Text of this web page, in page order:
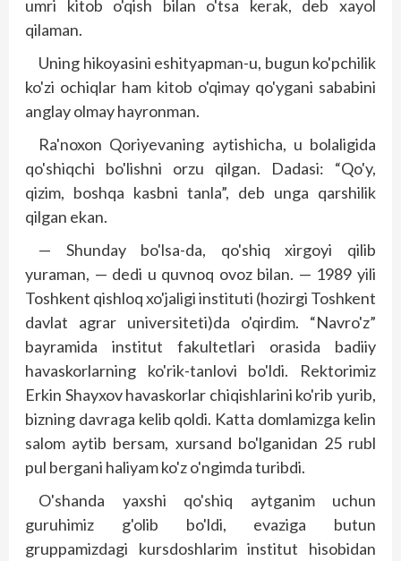
umri kitob o'qish bilan o'tsa kerak, deb xayol
qilaman.
Uning hikoyasini eshityapman-u, bugun ko'pchilik
ko'zi ochiqlar ham kitob o'qimay qo'ygani sababini
anglay olmay hayronman.
Ra'noxon Qoriyevaning aytishicha, u bolaligida
qo'shiqchi bo'lishni orzu qilgan. Dadasi: “Qo'y,
qizim, boshqa kasbni tanla”, deb unga qarshilik
qilgan ekan.
— Shunday bo'lsa-da, qo'shiq xirgoyi qilib
yuraman, — dedi u quvnoq ovoz bilan. — 1989 yili
Toshkent qishloq xo'jaligi instituti (hozirgi Toshkent
davlat agrar universiteti)da o'qirdim. “Navro'z”
bayramida institut fakultetlari orasida badiiy
havaskorlarning ko'rik-tanlovi bo'ldi. Rektorimiz
Erkin Shayxov havaskorlar chiqishlarini ko'rib yurib,
bizning davraga kelib qoldi. Katta domlamizga kelin
salom aytib bersam, xursand bo'lganidan 25 rubl
pul bergani haliyam ko'z o'ngimda turibdi.
O'shanda yaxshi qo'shiq aytganim uchun
guruhimiz g'olib bo'ldi, evaziga butun
gruppamizdagi kursdoshlarim institut hisobidan